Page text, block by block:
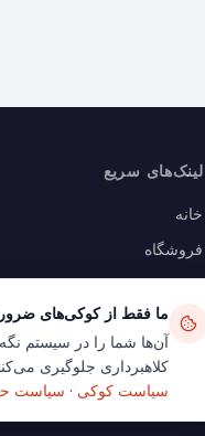
لینک‌های سریع
خانه
فروشگاه
رزرو زمین
وبلاگ
سبد خرید
حساب من
ما فقط از کوکی‌های
آن‌ها شما را در سیستم
کلاهبرداری جلوگیری
سیاست کوکی · سیاست